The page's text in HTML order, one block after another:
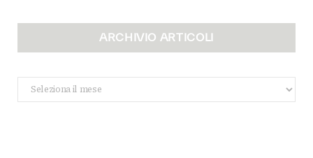
ARCHIVIO ARTICOLI
Archivio
Articoli